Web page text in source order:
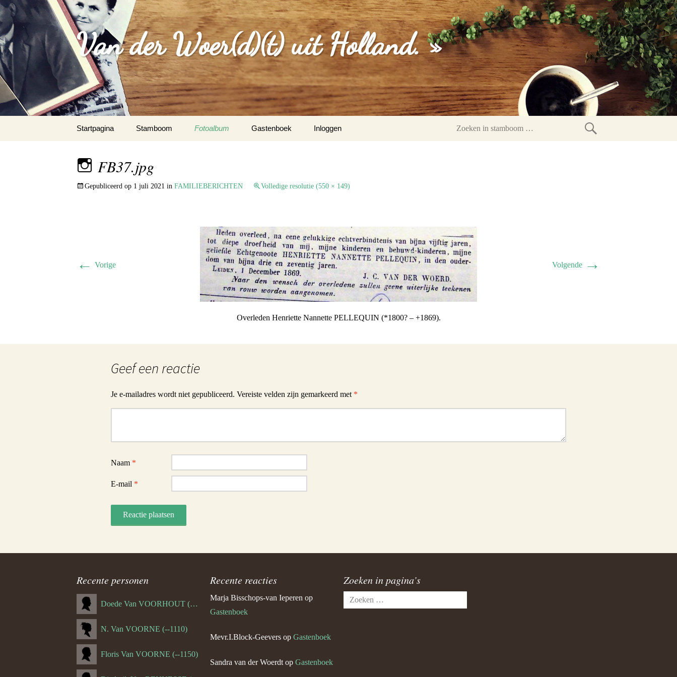
Van der Woer(d)(t) uit Holland. »
naar
Startpagina Stamboom Fotoalbum Gastenboek
Inloggen
Zoeken
FB37.jpg
Gepubliceerd op 1 juli 2021 in FAMILIEBERICHTEN Volledige resolutie (550 × 149)
← Vorige Volgende →
Overleden Henriette Nannette PELLEQUIN (*1800? – +1869).
Geef een reactie
Je e-mailadres wordt niet gepubliceerd. Vereiste velden zijn gemarkeerd met *
Naam *
E-mail *
Recente personen
Doede Van VOORHOUT (Van FORNEHOLT) (--1101)
N. Van VOORNE (--1110)
Floris Van VOORNE (--1150)
Recente reacties
Marja Bisschops-van Ieperen op
Gastenboek
Mevr.I.Block-Geevers op Gastenboek
Sandra van der Woerdt op Gastenboek
Zoeken in pagina’s
Zoeken
naar: